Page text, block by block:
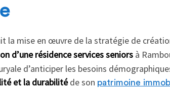
la mise en œuvre de la stratégie de
d’une résidence services seniorsà
d’anticiper les besoins
et la durabilitéde son patrimoine